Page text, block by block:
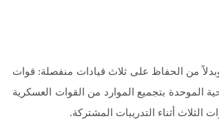
من الحفاظ على ثلاث قيادات منفصلة: قوات
الموحدة بتجميع الموارد من القوات العسكرية
الثلاث أثناء التدريبات المشتركة.